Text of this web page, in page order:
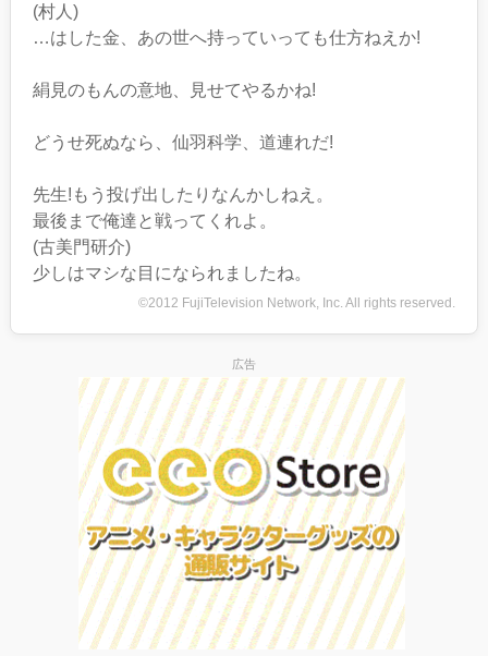
(村人)
…はした金、あの世へ持っていっても仕方ねえか!
絹見のもんの意地、見せてやるかね!
どうせ死ぬなら、仙羽科学、道連れだ!
先生!もう投げ出したりなんかしねえ。
最後まで俺達と戦ってくれよ。
(古美門研介)
少しはマシな目になられましたね。
©2012 FujiTelevision Network, Inc. All rights reserved.
広告